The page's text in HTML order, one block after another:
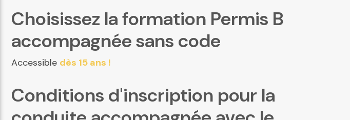
Choisissez la formation Permis B
accompagnée sans code
Accessible dès 15 ans !
Conditions d'inscription pour la